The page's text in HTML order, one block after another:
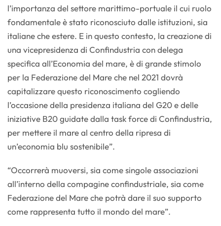
l’importanza del settore marittimo-portuale il cui ruolo
fondamentale è stato riconosciuto dalle istituzioni, sia
italiane che estere. E in questo contesto, la creazione di
una vicepresidenza di Confindustria con delega
specifica all’Economia del mare, è di grande stimolo
per la Federazione del Mare che nel 2021 dovrà
capitalizzare questo riconoscimento cogliendo
l’occasione della presidenza italiana del G20 e delle
iniziative B20 guidate dalla task force di Confindustria,
per mettere il mare al centro della ripresa di
un’economia blu sostenibile”.
“Occorrerà muoversi, sia come singole associazioni
all’interno della compagine confindustriale, sia come
Federazione del Mare che potrà dare il suo supporto
come rappresenta tutto il mondo del mare”.